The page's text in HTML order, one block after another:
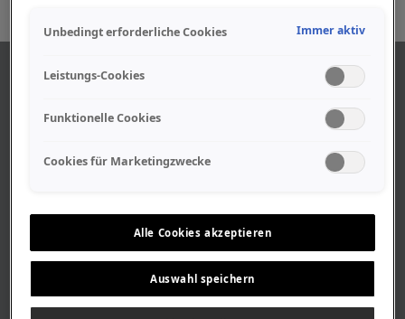
Geschäftszeiten
Stellenangebote
Geschichte
Unbedingt erforderliche Cookies Immer aktiv
Leistungs-Cookies
Funktionelle Cookies
Cookies für Marketingzwecke
Alle Cookies akzeptieren
Auswahl speichern